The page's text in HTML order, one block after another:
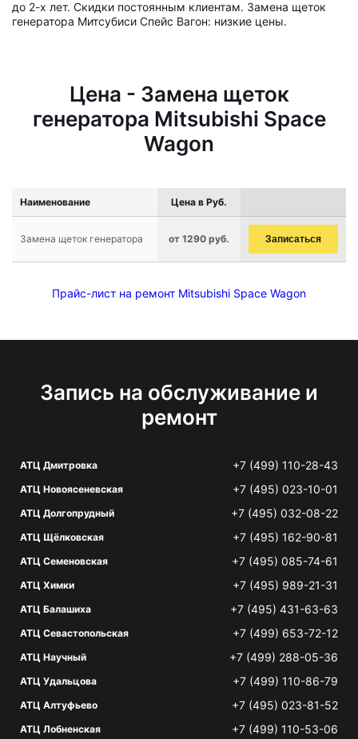
до 2-х лет. Скидки постоянным клиентам. Замена щеток
генератора Митсубиси Спейс Вагон: низкие цены.
Цена - Замена щеток
генератора Mitsubishi Space
Wagon
Наименование Цена в Руб.
Замена щеток генератора от 1290 руб. Записаться
Прайс-лист на ремонт Mitsubishi Space Wagon
Запись на обслуживание и
ремонт
АТЦ Дмитровка +7 (499) 110-28-43
АТЦ Новоясеневская +7 (495) 023-10-01
АТЦ Долгопрудный +7 (495) 032-08-22
АТЦ Щёлковская +7 (495) 162-90-81
АТЦ Семеновская +7 (495) 085-74-61
АТЦ Химки +7 (495) 989-21-31
АТЦ Балашиха +7 (495) 431-63-63
АТЦ Севастопольская +7 (499) 653-72-12
АТЦ Научный +7 (499) 288-05-36
АТЦ Удальцова +7 (499) 110-86-79
АТЦ Алтуфьево +7 (495) 023-81-52
АТЦ Лобненская +7 (499) 110-53-06